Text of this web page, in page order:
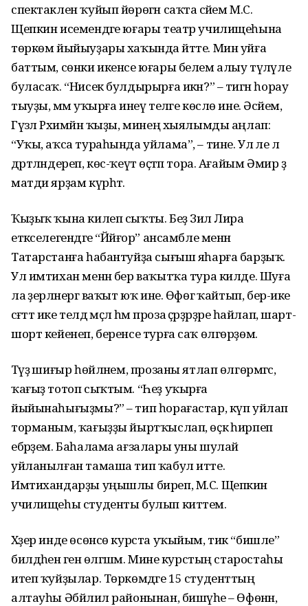
спектаклен ҡуйып йөрөгән саҡта әсәйем М.С.
Щепкин исемендәге юғары театр училищеһына
төркөм йыйыуҙары хаҡында әйтте. Мин уйға
баттым, сөнки икенсе юғары белем алыу түләүле
буласаҡ. “Нисек булдырырға икән?” – тигән һорау
тыуҙы, әммә уҡырға инеү теләге көслө ине. Әсәйем,
Гүзәл Рәхимйән ҡыҙы, минең хыялымды аңлап:
“Уҡы, аҡса тураһында уйлама”, – тине. Ул әле лә
дәртләндереп, көс-ҡеүәт өҫтәп тора. Ағайым Әмир ҙә
матди ярҙам күрһәтә.
Ҡыҙыҡ ҡына килеп сыҡты. Беҙ Зилә Лира
етәкселегендәге “Йәйғор” ансамбле менән
Татарстанға һабантуйҙа сығыш яһарға барҙыҡ.
Ул имтихан менән бер ваҡытҡа тура килде. Шуға
ла әҙерләнергә ваҡыт юҡ ине. Өфөгә ҡайтып, бер-ике
сәғәттә ике телдә мәҫәл һәм проза әҫәрҙәрҙәре һайлап, шарт-
шорт кейенеп, беренсе турға саҡ өлгөрҙөм.
Тәүҙә шиғыр һөйләнем, прозаны ятлап өлгөрмәгәс,
ҡағыҙ тотоп сыҡтым. “Һеҙ уҡырға
йыйынаһығыҙмы?” – тип һорағастар, күп уйлап
торманым, ҡағыҙҙы йыртҡыслап, өҫкә һирпеп
ебәрҙем. Баһалама ағзалары уны шулай
уйланылған тамаша тип ҡабул итте.
Имтихандарҙы уңышлы биреп, М.С. Щепкин
училищеһы студенты булып киттем.
Хәҙер инде өсөнсө курста уҡыйым, тик “бишле”
билдәһенә генә өлгәшәм. Мине курстың старостаһы
итеп ҡуйҙылар. Төркөмдәге 15 студенттың
алтауһы Әбйәлил районынан, бишәүһе – Өфөнән,